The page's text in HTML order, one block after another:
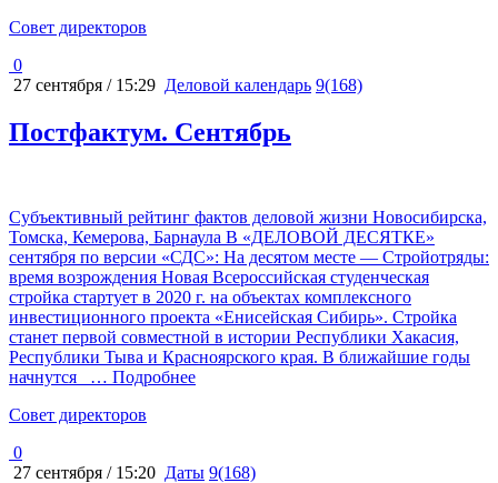
Cовет директоров
0
27 сентября / 15:29 Деловой календарь 9(168)
Постфактум. Сентябрь
Субъективный рейтинг фактов деловой жизни Новосибирска,
Томска, Кемерова, Барнаула В «ДЕЛОВОЙ ДЕСЯТКЕ»
сентября по версии «СДС»: На десятом месте — Стройотряды:
время возрождения Новая Всероссийская студенческая
стройка стартует в 2020 г. на объектах комплексного
инвестиционного проекта «Енисейская Сибирь». Стройка
станет первой совместной в истории Республики Хакасия,
Республики Тыва и Красноярского края. В ближайшие годы
начнутся
… Подробнее
Cовет директоров
0
27 сентября / 15:20 Даты 9(168)